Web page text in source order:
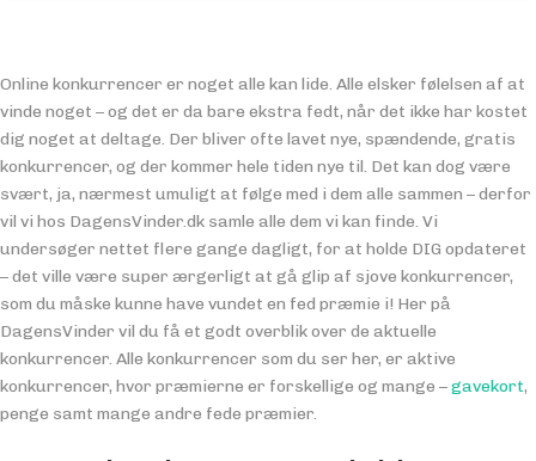
Online konkurrencer er noget alle kan lide. Alle elsker følelsen af at
vinde noget – og det er da bare ekstra fedt, når det ikke har kostet
dig noget at deltage. Der bliver ofte lavet nye, spændende, gratis
konkurrencer, og der kommer hele tiden nye til. Det kan dog være
svært, ja, nærmest umuligt at følge med i dem alle sammen – derfor
vil vi hos DagensVinder.dk samle alle dem vi kan finde. Vi
undersøger nettet flere gange dagligt, for at holde DIG opdateret
– det ville være super ærgerligt at gå glip af sjove konkurrencer,
som du måske kunne have vundet en fed præmie i! Her på
DagensVinder vil du få et godt overblik over de aktuelle
konkurrencer. Alle konkurrencer som du ser her, er aktive
konkurrencer, hvor præmierne er forskellige og mange –gavekort,
penge samt mange andre fede præmier.